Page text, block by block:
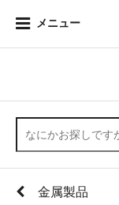
メニュー
金属製品